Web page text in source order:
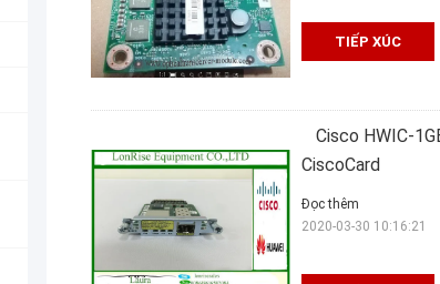
TIẾP XÚC
Cisco HWIC-
CiscoCard
Đọc thêm
2020-03-30 10:16:21